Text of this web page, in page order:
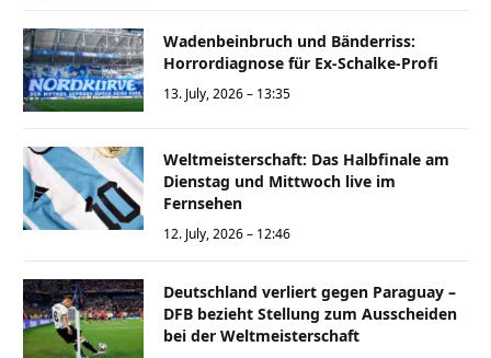
Wadenbeinbruch und Bänderriss:
Horrordiagnose für Ex-Schalke-Profi
13. July, 2026 – 13:35
Weltmeisterschaft: Das Halbfinale am
Dienstag und Mittwoch live im
Fernsehen
12. July, 2026 – 12:46
Deutschland verliert gegen Paraguay –
DFB bezieht Stellung zum Ausscheiden
bei der Weltmeisterschaft